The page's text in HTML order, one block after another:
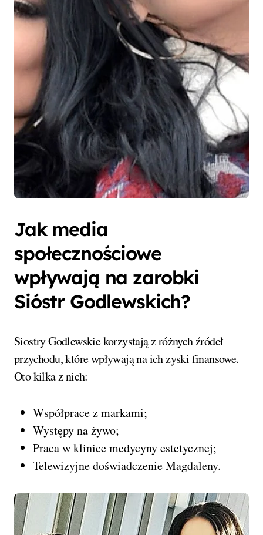
Jak media
społecznościowe
wpływają na zarobki
Sióstr Godlewskich?
Siostry Godlewskie korzystają z różnych źródeł
przychodu, które wpływają na ich zyski finansowe.
Oto kilka z nich:
Współprace z markami;
Występy na żywo;
Praca w klinice medycyny estetycznej;
Telewizyjne doświadczenie Magdaleny.